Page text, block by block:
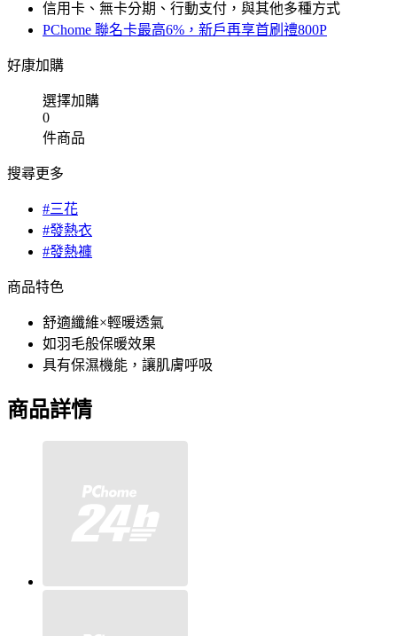
信用卡、無卡分期、行動支付，與其他多種方式
PChome 聯名卡最高6%，新戶再享首刷禮800P
好康加購
選擇加購
0
件商品
搜尋更多
#三花
#發熱衣
#發熱褲
商品特色
舒適纖維×輕暖透氣
如羽毛般保暖效果
具有保濕機能，讓肌膚呼吸
商品詳情